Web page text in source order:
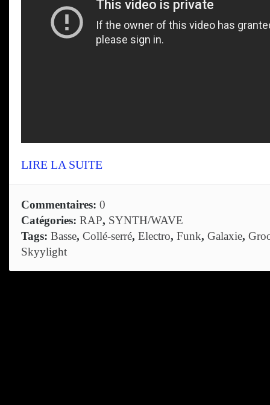
LIRE LA SUITE
Commentaires: 0
Catégories: RAP, SYNTH/WAVE
Tags: Basse, Collé-serré, Electro, Funk, Galaxie,
Skyylight